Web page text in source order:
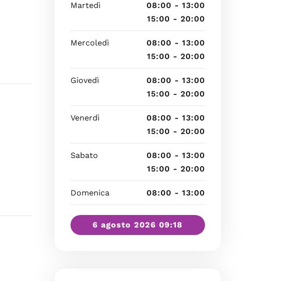
Martedì
08:00 - 13:00
15:00 - 20:00
Mercoledì
08:00 - 13:00
15:00 - 20:00
Giovedì
08:00 - 13:00
15:00 - 20:00
Venerdì
08:00 - 13:00
15:00 - 20:00
Sabato
08:00 - 13:00
15:00 - 20:00
Domenica 08:00 - 13:00
6 agosto 2026 09:18